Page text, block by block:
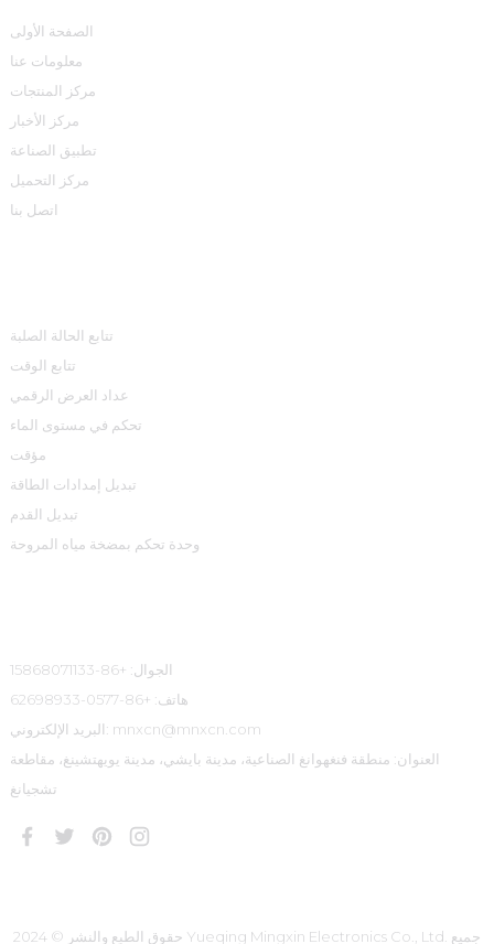
الصفحة الأولى
معلومات عنا
مركز المنتجات
مركز الأخبار
تطبيق الصناعة
مركز التحميل
اتصل بنا
تتابع الحالة الصلبة
تتابع الوقت
عداد العرض الرقمي
تحكم في مستوى الماء
مؤقت
تبديل إمدادات الطاقة
تبديل القدم
وحدة تحكم بمضخة مياه المروحة
الجوال: +86-15868071133
هاتف: +86-0577-62698933
البريد الإلكتروني: mnxcn@mnxcn.com
العنوان: منطقة فنغهوانغ الصناعية، مدينة بايشي، مدينة يويهتشينغ، مقاطعة
تشجيانغ
حقوق الطبع والنشر © 2024 Yueqing Mingxin Electronics Co., Ltd. جميع